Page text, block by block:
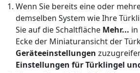
Wenn Sie bereits eine oder
demselben System wie Ihre
Sie auf die Schaltfläche Mehr...
Ecke der Miniaturansicht der
Geräteeinstellungen
Einstellungen für Türklingel